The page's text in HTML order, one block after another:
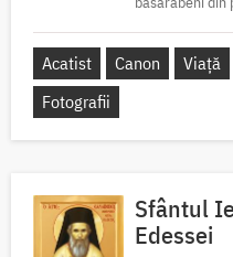
Acatist Canon Viață
Fotografii
Sfântul
Edessei